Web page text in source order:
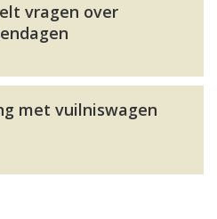
vragen over
met vuilniswagen